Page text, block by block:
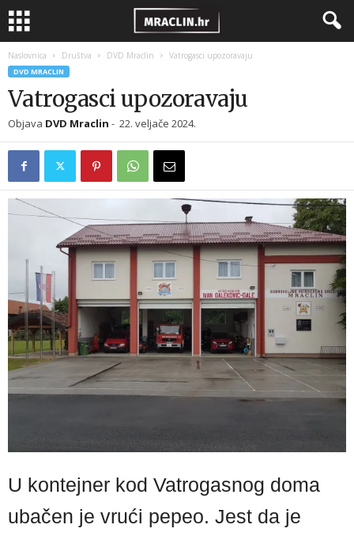
Naslovnica Društva DVD Mraclin Vatrogasci upozoravaju
DVD MRACLIN
Vatrogasci upozoravaju
Objava DVD Mraclin - 22. veljače 2024.
U kontejner kod Vatrogasnog doma
ubačen je vrući pepeo. Jest da je